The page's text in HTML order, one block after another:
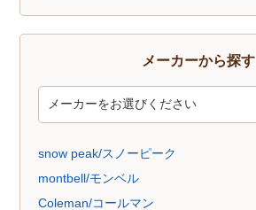
メーカーから探す
snow peak/スノーピーク
montbell/モンベル
Coleman/コールマン